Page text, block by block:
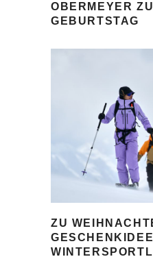
OBERMEYER
GEBURTSTAG
ZU